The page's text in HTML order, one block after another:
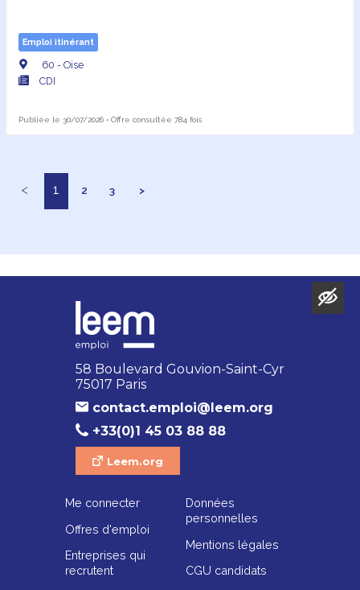
Emploi itinérant
60 - Oise
CDI
Publiée le 30/07/2026 • Offre consultée 784 fois
< 1 2 3 >
58 Boulevard Gouvion-Saint-Cyr
75017 Paris
contact.emploi@leem.org
+33(0)1 45 03 88 88
Leem.org
Me connecter
Offres d'emploi
Entreprises qui
recrutent
Données
personnelles
Mentions légales
CGU candidats